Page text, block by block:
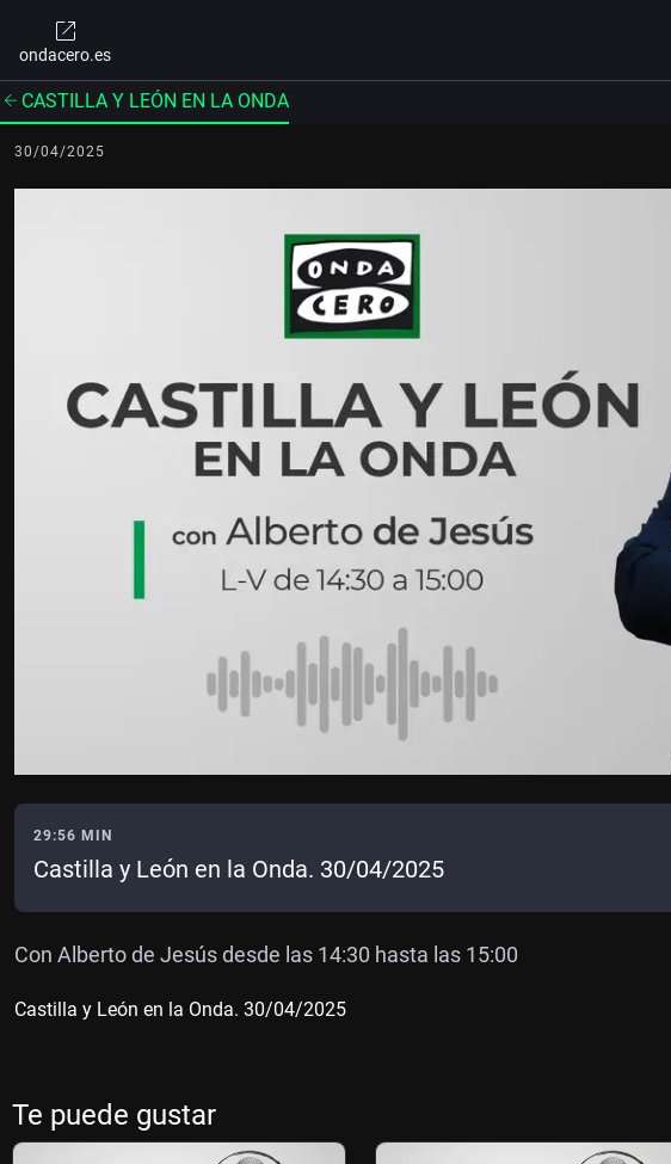
ondacero.es
CASTILLA Y LEÓN EN LA ONDA
30/04/2025
29:56 MIN
Castilla y León en la Onda. 30/04/2025
Con Alberto de Jesús desde las 14:30 hasta las 15:00
Castilla y León en la Onda. 30/04/2025
Te puede gustar